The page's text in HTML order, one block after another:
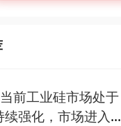
前工业硅市场处于
续强化，市场进入筑